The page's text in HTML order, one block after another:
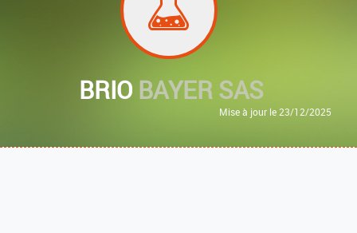
BRIO BAYER SAS
Mise à jour le 23/12/2025